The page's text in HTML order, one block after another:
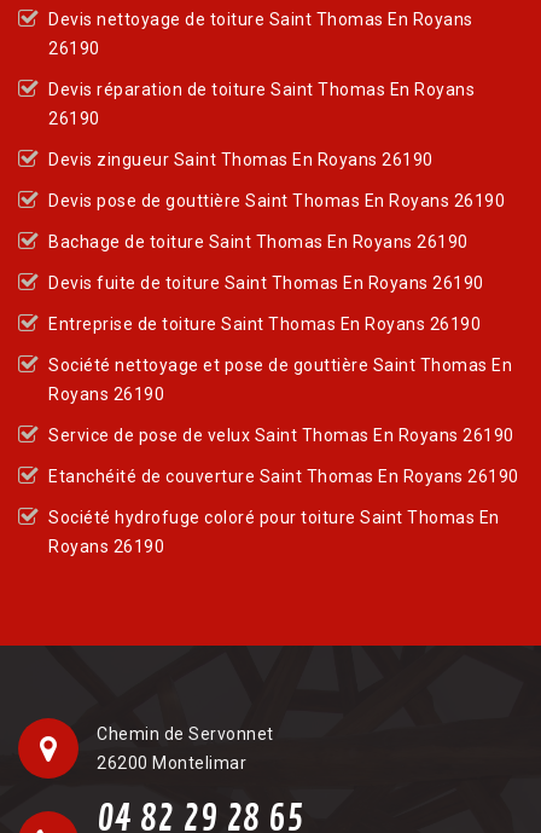
Devis nettoyage de toiture Saint Thomas En Royans
26190
Devis réparation de toiture Saint Thomas En Royans
26190
Devis zingueur Saint Thomas En Royans 26190
Devis pose de gouttière Saint Thomas En Royans 26190
Bachage de toiture Saint Thomas En Royans 26190
Devis fuite de toiture Saint Thomas En Royans 26190
Entreprise de toiture Saint Thomas En Royans 26190
Société nettoyage et pose de gouttière Saint Thomas En
Royans 26190
Service de pose de velux Saint Thomas En Royans 26190
Etanchéité de couverture Saint Thomas En Royans 26190
Société hydrofuge coloré pour toiture Saint Thomas En
Royans 26190
Chemin de Servonnet
26200 Montelimar
04 82 29 28 65